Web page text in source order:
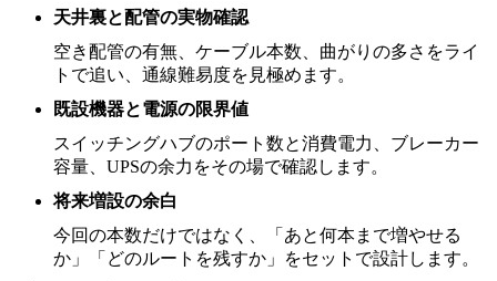
天井裏と配管の実物確認
空き配管の有無、ケーブル本数、曲がりの多さをライ
トで追い、通線難易度を見極めます。
既設機器と電源の限界値
スイッチングハブのポート数と消費電力、ブレーカー
容量、UPSの余力をその場で確認します。
将来増設の余白
今回の本数だけではなく、「あと何本まで増やせる
か」「どのルートを残すか」をセットで設計します。